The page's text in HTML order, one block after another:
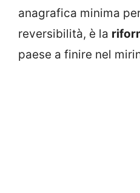
anagrafica minima
reversibilità, è la
paese a finire nel